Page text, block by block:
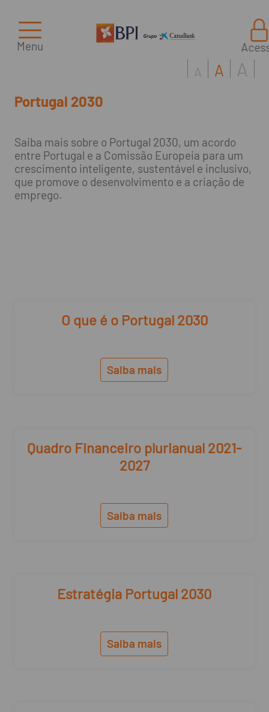
Menu
Portugal 2030
A A A
Saiba mais sobre o Portugal 2030, um acordo
entre Portugal e a Comissão Europeia para um
crescimento inteligente, sustentável e inclusivo,
que promove o desenvolvimento e a criação de
emprego.
O que é o Portugal 2030
Saiba mais
Quadro Financeiro plurianual 2021-
2027
Saiba mais
Estratégia Portugal 2030
Saiba mais